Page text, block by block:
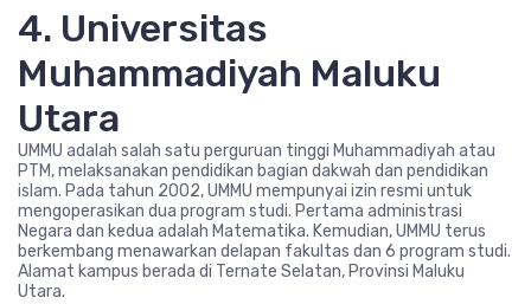
4. Universitas
Muhammadiyah Maluku
Utara
UMMU adalah salah satu perguruan tinggi Muhammadiyah atau
PTM, melaksanakan pendidikan bagian dakwah dan pendidikan
islam. Pada tahun 2002, UMMU mempunyai izin resmi untuk
mengoperasikan dua program studi. Pertama administrasi
Negara dan kedua adalah Matematika. Kemudian, UMMU terus
berkembang menawarkan delapan fakultas dan 6 program studi.
Alamat kampus berada di Ternate Selatan, Provinsi Maluku
Utara.